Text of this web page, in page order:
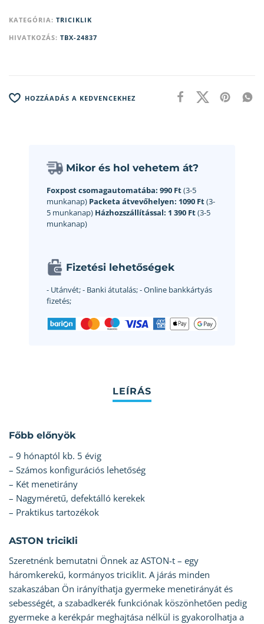
KATEGÓRIA: TRICIKLIK
HIVATKOZÁS: TBX-24837
HOZZÁADÁS A KEDVENCEKHEZ
Mikor és hol vehetem át?
Foxpost csomagautomatába: 990 Ft(3-5
munkanap) Packeta átvevőhelyen: 1090 Ft(3-
5 munkanap) Házhozszállítással: 1 390 Ft(3-5
munkanap)
Fizetési lehetőségek
- Utánvét;- Banki átutalás;- Online bankkártyás
fizetés;
Főbb előnyök
– 9 hónaptól kb. 5 évig
– Számos konfigurációs lehetőség
– Két menetirány
– Nagyméretű, defektálló kerekek
– Praktikus tartozékok
ASTON tricikli
Szeretnénk bemutatni Önnek az ASTON-t – egy
háromkerekű, kormányos triciklit. A járás minden
szakaszában Ön irányíthatja gyermeke menetirányát és
sebességét, a szabadkerék funkciónak köszönhetően pedig
gyermeke a kerékpár meghajtása nélkül is gyakorolhatja a